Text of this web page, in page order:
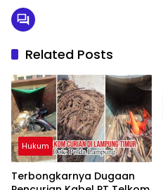
Related Posts
Hukum
Terbongkarnya Dugaan